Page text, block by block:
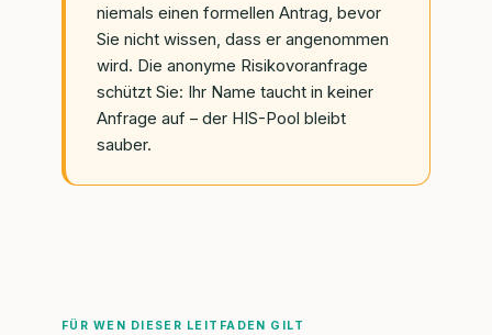
niemals einen formellen Antrag, bevor
Sie nicht wissen, dass er angenommen
wird. Die anonyme Risikovoranfrage
schützt Sie: Ihr Name taucht in keiner
Anfrage auf – der HIS-Pool bleibt
sauber.
FÜR WEN DIESER LEITFADEN GILT